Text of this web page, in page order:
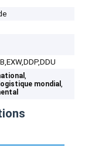
,
mondial,